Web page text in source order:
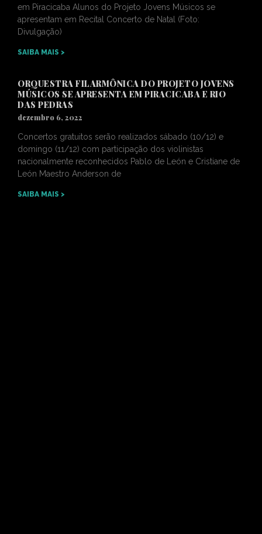
em Piracicaba Alunos do Projeto Jovens Músicos se
apresentam em Recital Concerto de Natal (Foto:
Divulgação)
SAIBA MAIS >
ORQUESTRA FILARMÔNICA DO PROJETO JOVENS
MÚSICOS SE APRESENTA EM PIRACICABA E RIO
DAS PEDRAS
dezembro 6, 2022
Concertos gratuitos serão realizados sábado (10/12) e
domingo (11/12) com participação dos violinistas
nacionalmente reconhecidos Pablo de León e Cristiane de
León Maestro Anderson de
SAIBA MAIS >